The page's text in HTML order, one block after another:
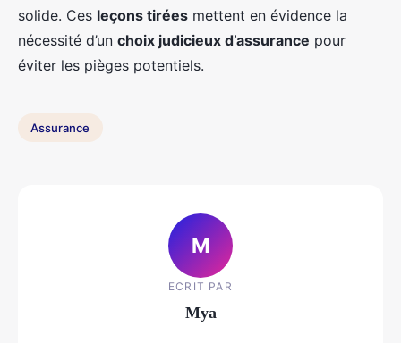
solide. Ces leçons tirées mettent en évidence la
nécessité d’un choix judicieux d’assurance pour
éviter les pièges potentiels.
Assurance
M
ECRIT PAR
Mya